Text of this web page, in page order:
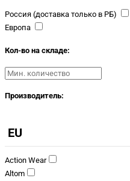
Россия (доставка только в РБ)
Европа
Кол-во на складе:
Производитель:
EU
Action Wear
Altom